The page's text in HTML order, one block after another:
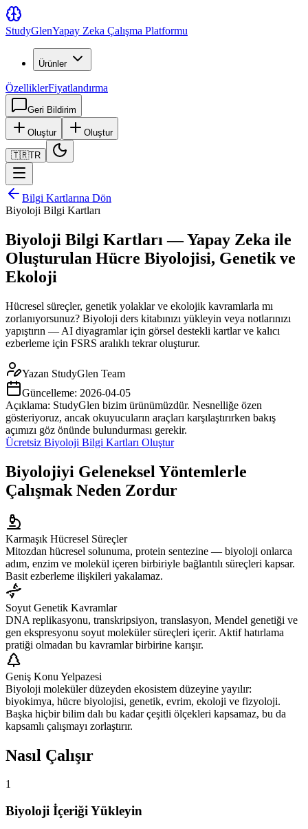
StudyGlenYapay Zeka Çalışma Platformu
Ürünler
ÖzelliklerFiyatlandırma
Geri Bildirim
Oluştur Oluştur
🇹🇷TR
Bilgi Kartlarına Dön
Biyoloji Bilgi Kartları
Biyoloji Bilgi Kartları — Yapay Zeka ile
Oluşturulan Hücre Biyolojisi, Genetik ve
Ekoloji
Hücresel süreçler, genetik yolaklar ve ekolojik kavramlarla mı
zorlanıyorsunuz? Biyoloji ders kitabınızı yükleyin veya notlarınızı
yapıştırın — AI diyagramlar için görsel destekli kartlar ve kalıcı
ezberleme için FSRS aralıklı tekrar oluşturur.
Yazan StudyGlen Team
Güncelleme: 2026-04-05
Açıklama: StudyGlen bizim ürünümüzdür. Nesnelliğe özen
gösteriyoruz, ancak okuyucuların araçları karşılaştırırken bakış
açımızı göz önünde bulundurması gerekir.
Ücretsiz Biyoloji Bilgi Kartları Oluştur
Biyolojiyi Geleneksel Yöntemlerle
Çalışmak Neden Zordur
Karmaşık Hücresel Süreçler
Mitozdan hücresel solunuma, protein sentezine — biyoloji onlarca
adım, enzim ve molekül içeren birbiriyle bağlantılı süreçleri kapsar.
Basit ezberleme ilişkileri yakalamaz.
Soyut Genetik Kavramlar
DNA replikasyonu, transkripsiyon, translasyon, Mendel genetiği ve
gen ekspresyonu soyut moleküler süreçleri içerir. Aktif hatırlama
pratiği olmadan bu kavramlar birbirine karışır.
Geniş Konu Yelpazesi
Biyoloji moleküler düzeyden ekosistem düzeyine yayılır:
biyokimya, hücre biyolojisi, genetik, evrim, ekoloji ve fizyoloji.
Başka hiçbir bilim dalı bu kadar çeşitli ölçekleri kapsamaz, bu da
kapsamlı çalışmayı zorlaştırır.
Nasıl Çalışır
1
Biyoloji İçeriği Yükleyin